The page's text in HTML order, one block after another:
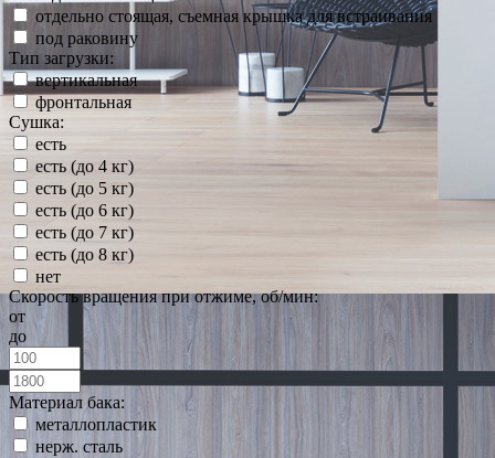
отдельно стоящая, съемная крышка для встраивания
под раковину
Тип загрузки:
вертикальная
фронтальная
Сушка:
есть
есть (до 4 кг)
есть (до 5 кг)
есть (до 6 кг)
есть (до 7 кг)
есть (до 8 кг)
нет
Скорость вращения при отжиме, об/мин:
от
до
Материал бака:
металлопластик
нерж. сталь